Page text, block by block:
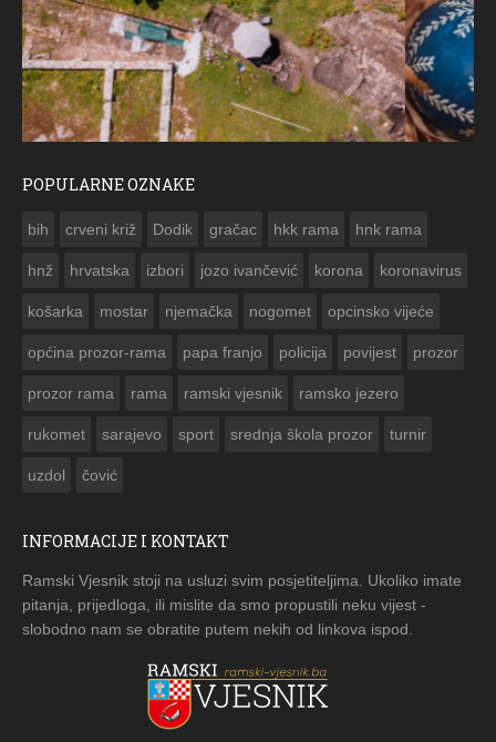
POPULARNE OZNAKE
bih crveni križ Dodik gračac hkk rama hnk rama
hnž hrvatska izbori jozo ivančević korona koronavirus
košarka mostar njemačka nogomet opcinsko vijeće
općina prozor-rama papa franjo policija povijest prozor
prozor rama rama ramski vjesnik ramsko jezero
rukomet sarajevo sport srednja škola prozor turnir
uzdol čović
INFORMACIJE I KONTAKT
Ramski Vjesnik stoji na usluzi svim posjetiteljima. Ukoliko imate
pitanja, prijedloga, ili mislite da smo propustili neku vijest -
slobodno nam se obratite putem nekih od linkova ispod.